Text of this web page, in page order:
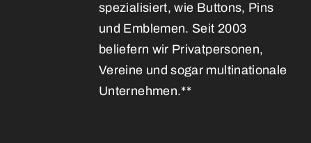
spezialisiert, wie Buttons, Pins
und Emblemen. Seit 2003
beliefern wir Privatpersonen,
Vereine und sogar multinationale
Unternehmen.**